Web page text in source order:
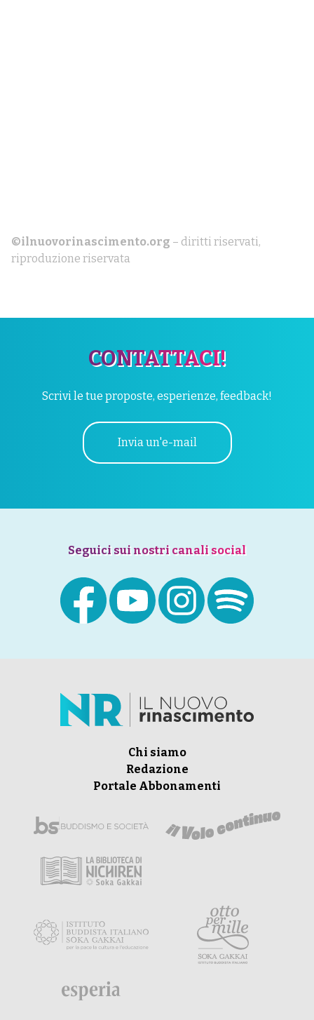
©ilnuovorinascimento.org – diritti riservati,
riproduzione riservata
CONTATTACI!
Scrivi le tue proposte, esperienze, feedback!
Invia un'e-mail
Seguici sui nostri canali social
Chi siamo
Redazione
Portale Abbonamenti